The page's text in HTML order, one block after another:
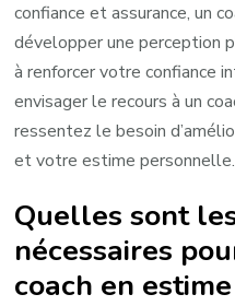
confiance et assurance, un
développer une perception
à renforcer votre confiance
envisager le recours à un
ressentez le besoin
et votre estime personnelle.
Quelles sont
nécessaires
coach en